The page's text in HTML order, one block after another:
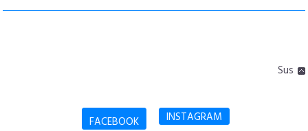
Sus
FACEBOOK INSTAGRAM